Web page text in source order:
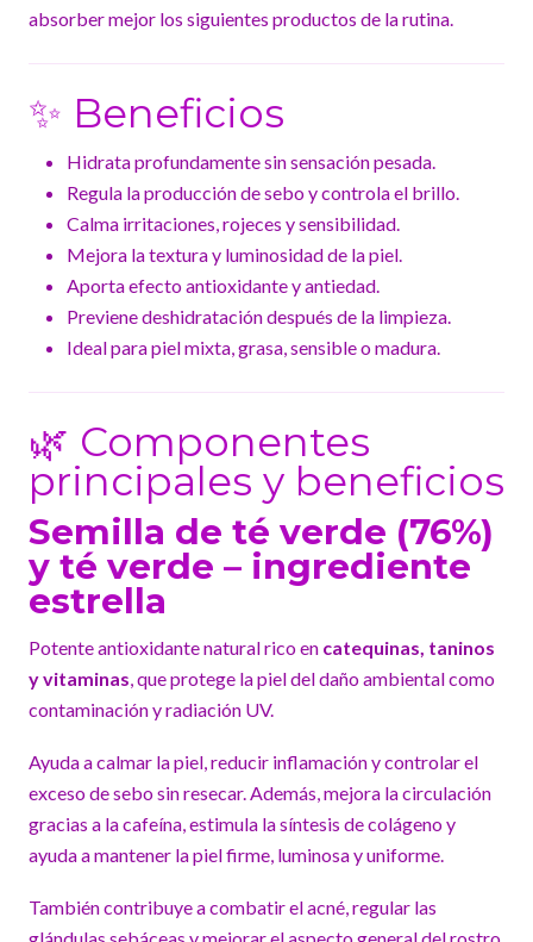
absorber mejor los siguientes productos de la rutina.
✨ Beneficios
Hidrata profundamente sin sensación pesada.
Regula la producción de sebo y controla el brillo.
Calma irritaciones, rojeces y sensibilidad.
Mejora la textura y luminosidad de la piel.
Aporta efecto antioxidante y antiedad.
Previene deshidratación después de la limpieza.
Ideal para piel mixta, grasa, sensible o madura.
🌿 Componentes
principales y beneficios
Semilla de té verde (76%)
y té verde – ingrediente
estrella
Potente antioxidante natural rico en catequinas, taninos
y vitaminas, que protege la piel del daño ambiental como
contaminación y radiación UV.
Ayuda a calmar la piel, reducir inflamación y controlar el
exceso de sebo sin resecar. Además, mejora la circulación
gracias a la cafeína, estimula la síntesis de colágeno y
ayuda a mantener la piel firme, luminosa y uniforme.
También contribuye a combatir el acné, regular las